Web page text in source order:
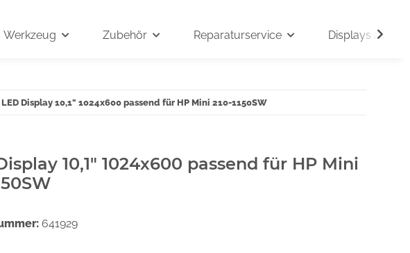
Werkzeug Zubehör Reparaturservice Displays auf
LED Display 10,1" 1024x600 passend für HP Mini 210-1150SW
10,1" 1024x600 passend für HP Mini
641929